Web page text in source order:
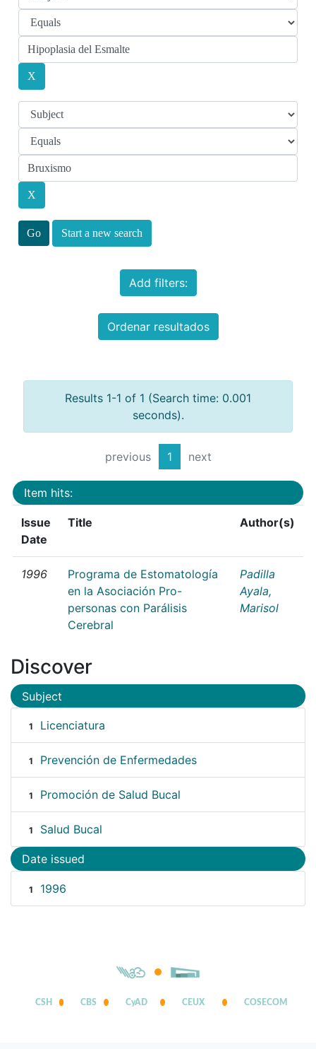
Start a new search
Add filters:
Ordenar resultados
Results 1-1 of 1 (Search time: 0.001
seconds).
previous 1 next
Item hits:
Issue
Date
Title Author(s)
1996
Programa de Estomatología
en la Asociación Pro-
personas con Parálisis
Cerebral
Padilla
Ayala,
Marisol
Discover
Subject
1 Licenciatura
1 Prevención de Enfermedades
1 Promoción de Salud Bucal
1 Salud Bucal
Date issued
1 1996
CSH CBS CyAD CEUX COSECOM